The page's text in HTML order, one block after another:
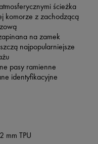
ścieżka
komorze z zachodzącą
na zamek
najpopularniejsze
pasy ramienne
identyfikacyjne
mm TPU